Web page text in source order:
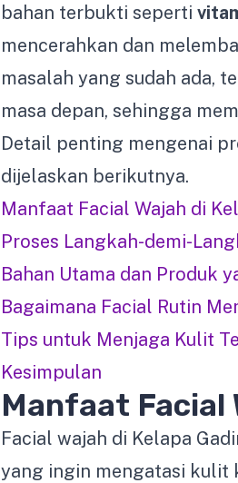
bahan terbukti seperti
mencerahkan dan
masalah yang sudah ada,
masa depan, sehingga
Detail penting mengenai
dijelaskan berikutnya.
Manfaat Facial Wajah di
Proses Langkah-demi-
Bahan Utama dan Produk
Bagaimana Facial Rutin
Tips untuk Menjaga Kulit
Kesimpulan
Manfaat Facial
Facial wajah di Kelapa
yang ingin mengatasi kulit